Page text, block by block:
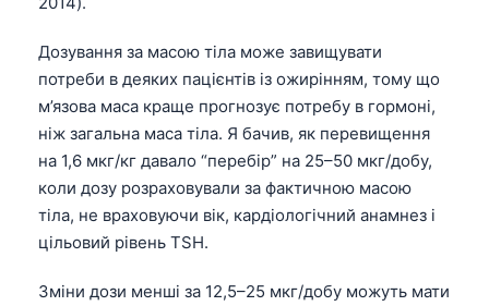
Дозування за масою тіла може завищувати
потреби в деяких пацієнтів із ожирінням, тому що
м’язова маса краще прогнозує потребу в гормоні,
ніж загальна маса тіла. Я бачив, як перевищення
на 1,6 мкг/кг давало “перебір” на 25–50 мкг/добу,
коли дозу розраховували за фактичною масою
тіла, не враховуючи вік, кардіологічний анамнез і
цільовий рівень TSH.
Зміни дози менші за 12,5–25 мкг/добу можуть мати
Հայերեն
Íslenska
Српски језик
Svenska
Azərbaycan dili
Eesti